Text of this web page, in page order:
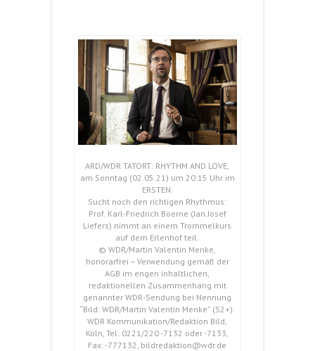
ARD/WDR TATORT: RHYTHM AND LOVE,
am Sonntag (02.05.21) um 20:15 Uhr im
ERSTEN.
Sucht noch den richtigen Rhythmus:
Prof. Karl-Friedrich Boerne (Jan Josef
Liefers) nimmt an einem Trommelkurs
auf dem Erlenhof teil.
© WDR/Martin Valentin Menke,
honorarfrei – Verwendung gemäß der
AGB im engen inhaltlichen,
redaktionellen Zusammenhang mit
genannter WDR-Sendung bei Nennung
“Bild: WDR/Martin Valentin Menke” (S2+).
WDR Kommunikation/Redaktion Bild,
Köln, Tel: 0221/220 -7132 oder -7133,
Fax: -777132, bildredaktion@wdr.de